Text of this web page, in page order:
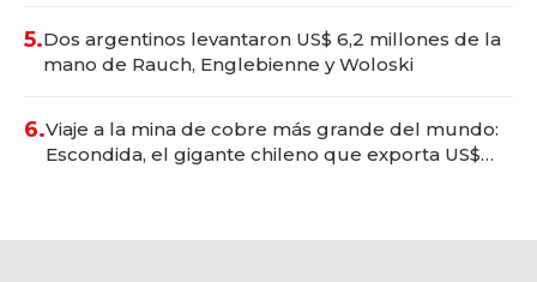
5.Dos argentinos levantaron US$ 6,2 millones de la
mano de Rauch, Englebienne y Woloski
6.Viaje a la mina de cobre más grande del mundo:
Escondida, el gigante chileno que exporta US$